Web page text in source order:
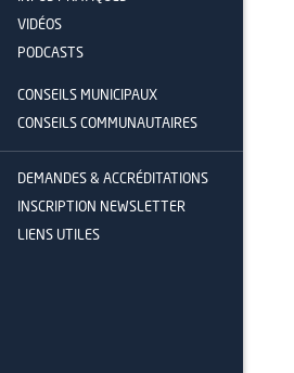
VIDÉOS
PODCASTS
CONSEILS MUNICIPAUX
CONSEILS COMMUNAUTAIRES
DEMANDES & ACCRÉDITATIONS
INSCRIPTION NEWSLETTER
LIENS UTILES